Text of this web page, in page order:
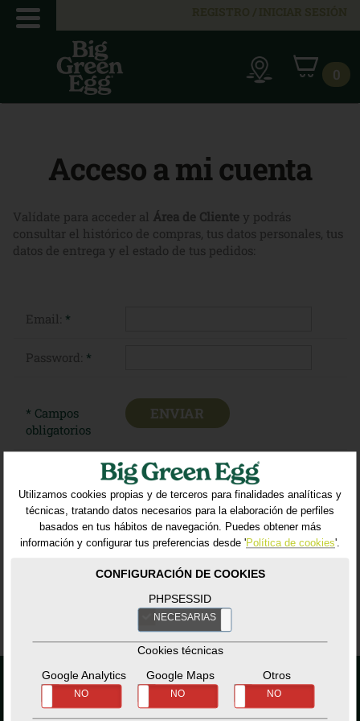
0
Acceso a mi cuenta
Valídate para acceder al Área de Cliente y podrás
consultar el histórico de compras, tus datos personales, tus
datos de entrega y el estado de tus pedidos:
Email: *
Password: *
* Campos
obligatorios
ATHENA MOTOR IBERICA, S.L. como responsable del
tratamiento tratará tus datos con la finalidad de gestionar
tu inscripción para acceder al área privada de la web.
ejercer otros derechos consultando la información
Utilizamos cookies propias y de terceros para finalidades analíticas y
técnicas, tratando datos necesarios para la elaboración de perfiles
basados en tus hábitos de navegación. Puedes obtener más
información y configurar tus preferencias desde 'Política de cookies'.
CONFIGURACIÓN DE COOKIES
PHPSESSID
NECESARIAS
Cookies técnicas
Google Analytics
NO
Google Maps
NO
Otros
NO